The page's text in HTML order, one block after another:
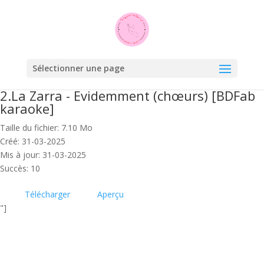
Sélectionner une page
2.La Zarra - Evidemment (chœurs) [BDFab
karaoke]
Taille du fichier: 7.10 Mo
Créé: 31-03-2025
Mis à jour: 31-03-2025
Succès: 10
Télécharger
Aperçu
"]